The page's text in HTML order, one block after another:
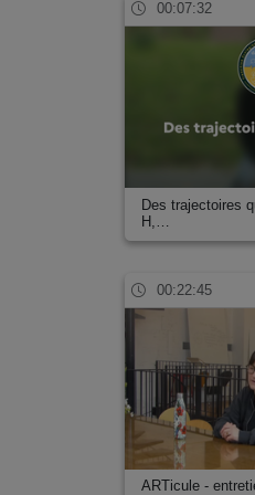
00:07:32
Des trajectoires
H,…
00:22:45
ARTicule -